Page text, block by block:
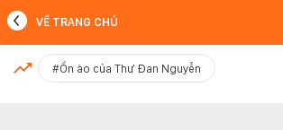
MỚI NHẤT
VỀ TRANG CHỦ
#Ồn ào của Thư Đan Nguyễn